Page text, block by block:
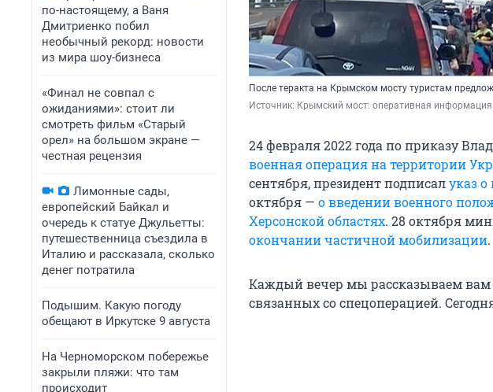
по-настоящему, а Ваня
Дмитриенко побил
необычный рекорд: новости
из мира шоу-бизнеса
«Финал не совпал с
ожиданиями»: стоит ли
смотреть фильм «Старый
орел» на большом экране —
честная рецензия
Лимонные сады,
европейский Байкал и
очередь к статуе Джульетты:
путешественница съездила в
Италию и рассказала, сколько
денег потратила
Подышим. Какую погоду
обещают в Иркутске 9 августа
На Черноморском побережье
закрыли пляжи: что там
происходит
После теракта на Крымском мосту туристам
Источник: Крымский мост: оперативная информация
24 февраля 2022 года по приказу
военная операция на территории
сентября, президент подписалуказ
октября — о введении военного
Херсонской областях. 28 октября
окончании частичной мобилизации.
Каждый вечер мы рассказываем
связанных со спецоперацией.